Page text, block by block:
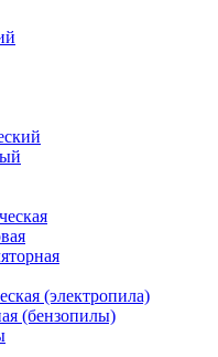
(электропила)
(бензопилы)